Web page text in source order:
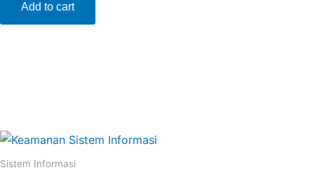
Add to cart
Sistem Informasi